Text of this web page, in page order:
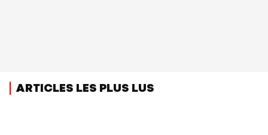
ARTICLES LES PLUS LUS